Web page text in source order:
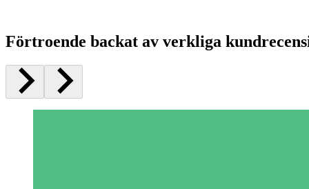
Förtroende backat av verkliga